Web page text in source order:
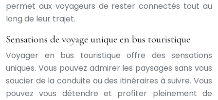
permet aux voyageurs de rester connectés tout au
long de leur trajet.
Sensations de voyage unique en bus touristique
Voyager en bus touristique offre des sensations
uniques. Vous pouvez admirer les paysages sans vous
soucier de la conduite ou des itinéraires à suivre. Vous
pouvez vous détendre et profiter pleinement de